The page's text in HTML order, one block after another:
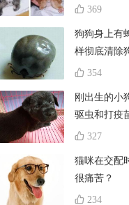
369
狗狗身上有
样彻底清除
虫？354
刚出生的小
驱虫和打疫
327
猫咪在交配
很痛苦？
234